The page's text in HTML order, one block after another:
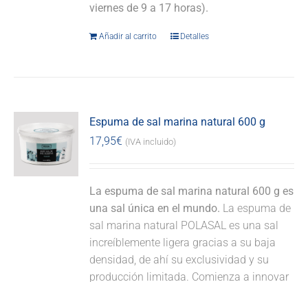
viernes de 9 a 17 horas).
Añadir al carrito Detalles
Espuma de sal marina natural 600 g
17,95€ (IVA incluido)
La espuma de sal marina natural 600 g es
una sal única en el mundo. La espuma de
sal marina natural POLASAL es una sal
increíblemente ligera gracias a su baja
densidad, de ahí su exclusividad y su
producción limitada. Comienza a innovar